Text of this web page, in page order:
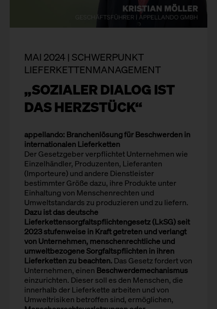
MAI 2024 | SCHWERPUNKT
LIEFERKETTENMANAGEMENT
„SOZIALER DIALOG IST
DAS HERZSTÜCK“
appellando: Branchenlösung für Beschwerden in
internationalen Lieferketten
Der Gesetzgeber verpflichtet Unternehmen wie
Einzelhändler, Produzenten, Lieferanten
(Importeure) und andere Dienstleister
bestimmter Größe dazu, ihre Produkte unter
Einhaltung von Menschenrechten und
Umweltstandards zu produzieren und zu liefern.
Dazu ist das deutsche
Lieferkettensorgfaltspflichtengesetz (LkSG) seit
2023 stufenweise in Kraft getreten und verlangt
von Unternehmen, menschenrechtliche und
umweltbezogene Sorgfaltspflichten in ihren
Lieferketten zu beachten. Das Gesetz fordert von
Unternehmen, einen Beschwerdemechanismus
einzurichten. Dieser soll es den Menschen, die
innerhalb der Lieferkette arbeiten und von
Umweltrisiken betroffen sind, ermöglichen,